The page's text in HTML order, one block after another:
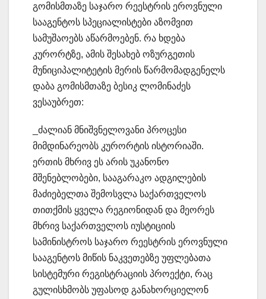
გომისმთაზე საჯარო რეესტრის ეროვნული
სააგენტოს სპეციალისტები აზომვით
სამუშაოებს აწარმოებენ. რა ხდება
კურორტზე, ამის შესახებ ოზურგეთის
მუნიციპალიტეტის მერის წარმომადგენელს
დაბა გომისმთაზე ბესიკ ლომინაძეს
ვესაუბრეთ:
_ძალიან მნიშვნელოვანი პროცესი
მიმდინარეობს კურორტის ისტორიაში.
ერთის მხრივ ეს არის უკანონო
მშენებლობები, სააგარაკო ადგილების
მაძიებელთა შემოსვლა საქართველოს
თითქმის ყველა რეგიონიდან და მეორეს
მხრივ საქართველოს იუსტიციის
სამინისტროს საჯარო რეესტრის ეროვნული
სააგენტოს მიწის ნაკვეთებზე უფლებათა
სისტემური რეგისტრაციის პროექტი, რაც
გულისხმობს უფასოდ განახორციელონ